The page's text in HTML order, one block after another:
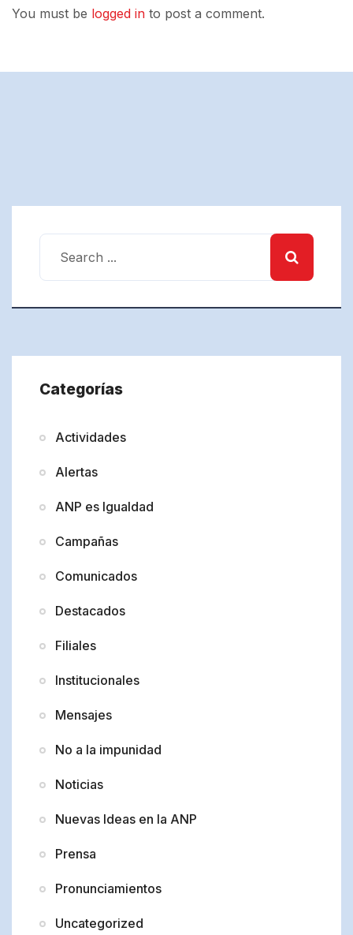
You must be logged in to post a comment.
Categorías
Actividades
Alertas
ANP es Igualdad
Campañas
Comunicados
Destacados
Filiales
Institucionales
Mensajes
No a la impunidad
Noticias
Nuevas Ideas en la ANP
Prensa
Pronunciamientos
Uncategorized